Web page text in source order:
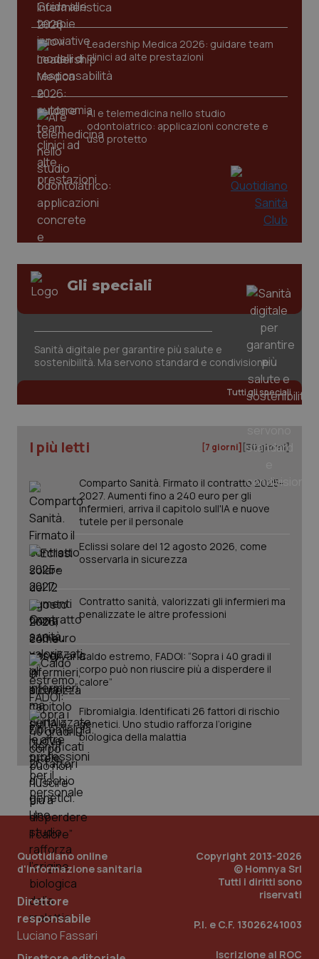
Leadership Medica 2026: guidare team
clinici ad alte prestazioni
AI e telemedicina nello studio
odontoiatrico: applicazioni concrete e
uso protetto
Gli speciali
Sanità digitale per garantire più salute e
sostenibilità. Ma servono standard e condivisione
Tutti gli speciali
I più letti [7 giorni] [30 giorni]
Comparto Sanità. Firmato il contratto 2025-
2027. Aumenti fino a 240 euro per gli
infermieri, arriva il capitolo sull'IA e nuove
tutele per il personale
Eclissi solare del 12 agosto 2026, come
osservarla in sicurezza
Contratto sanità, valorizzati gli infermieri ma
penalizzate le altre professioni
Caldo estremo, FADOI: “Sopra i 40 gradi il
corpo può non riuscire più a disperdere il
calore”
Fibromialgia. Identificati 26 fattori di rischio
genetici. Uno studio rafforza l’origine
biologica della malattia
Quotidiano online
d'informazione sanitaria
Direttore
responsabile
Luciano Fassari
Copyright 2013-2026
© Homnya Srl
Tutti i diritti sono
riservati
P.I. e C.F. 13026241003
Iscrizione al ROC
CookieScriptConsent
www.quotidianosanita.it
tracking-enable
www.quotidianosanita.it
tracking-sites-ironfish-
session-id
www.quotidianosanita.it
_ga
PHPSESSID
PHP.net
www.quotidianosanita.it